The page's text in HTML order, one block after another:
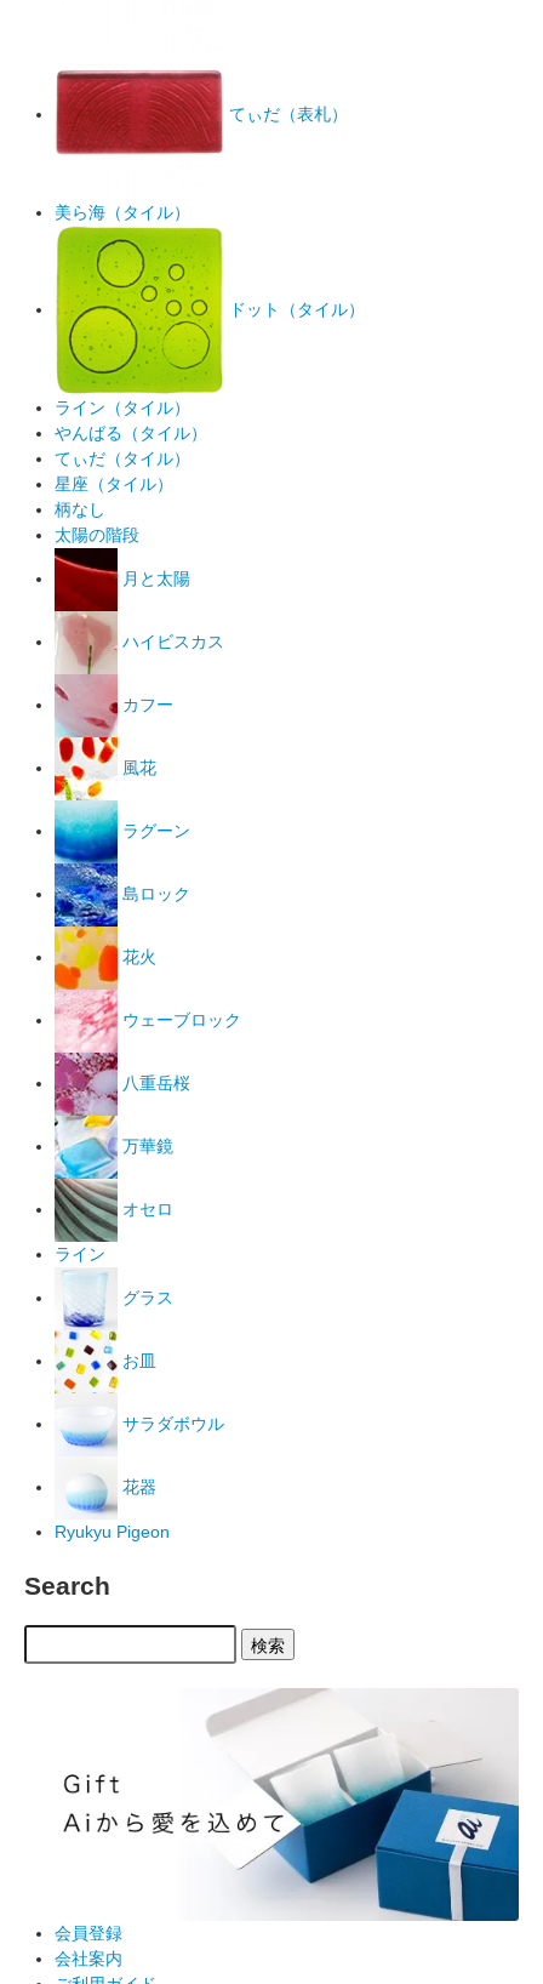
てぃだ（表札）
美ら海（タイル）
ドット（タイル）
ライン（タイル）
やんばる（タイル）
てぃだ（タイル）
星座（タイル）
柄なし
太陽の階段
月と太陽
ハイビスカス
カフー
風花
ラグーン
島ロック
花火
ウェーブロック
八重岳桜
万華鏡
オセロ
ライン
グラス
お皿
サラダボウル
花器
Ryukyu Pigeon
Search
検索
会員登録
会社案内